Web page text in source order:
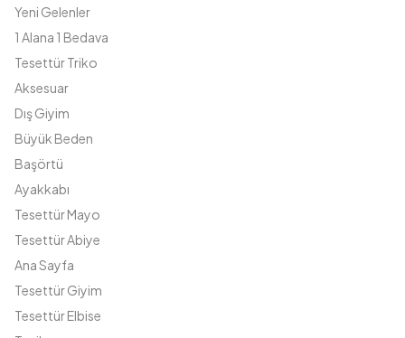
Yeni Gelenler
1 Alana 1 Bedava
Tesettür Triko
Aksesuar
Dış Giyim
Büyük Beden
Başörtü
Ayakkabı
Tesettür Mayo
Tesettür Abiye
Ana Sayfa
Tesettür Giyim
Tesettür Elbise